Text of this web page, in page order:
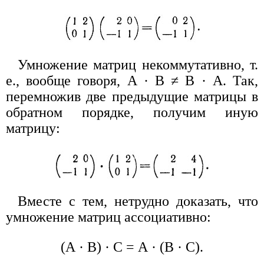
Умножение матриц некоммутативно, т.
е., вообще говоря, А · B ≠ В · А. Так,
перемножив две предыдущие матрицы в
обратном порядке, получим иную
матрицу:
Вместе с тем, нетрудно доказать, что
умножение матриц ассоциативно:
(А · В) · С = А · (В · С).